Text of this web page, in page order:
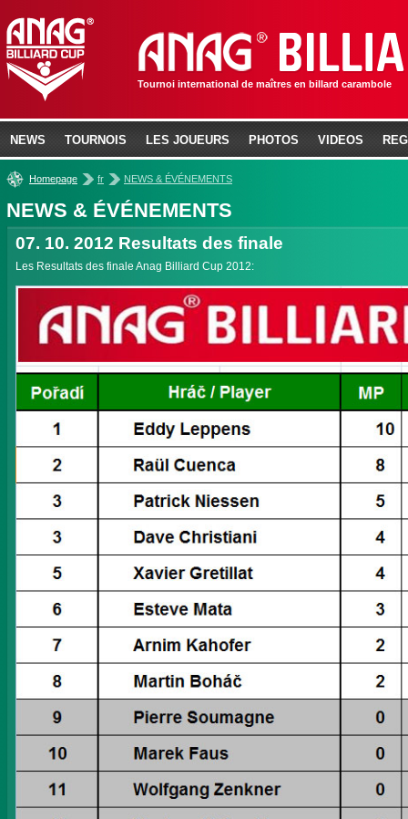
Homepage
» fr
» NEWS & ÉVÉNEMENTS
NEWS & ÉVÉNEMENTS
07. 10. 2012 Resultats des finale
Les Resultats des finale Anag Billiard Cup 2012:
Tournoi international de maîtres en billard carambole
NEWS TOURNOIS LES JOUEURS PHOTOS VIDEOS